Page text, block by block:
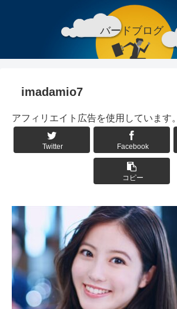
バードブログ
imadamio7
アフィリエイト広告を使用しています。
Twitter Facebook
コピー